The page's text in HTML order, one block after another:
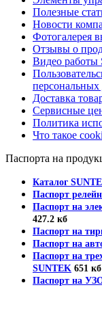
Полезные
Новости
Фотогалерея
Отзывы о
Видео работы
Доставка
Сервисные
Политика
Что такое
Паспорта на
Каталог
Паспорт
Паспорт на
427.2 кб
Паспорт на
Паспорт на
Паспорт на
SUNTEK 651 кб
Паспорт на